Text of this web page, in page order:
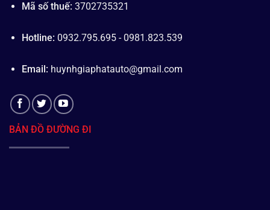
Mã số thuế: 3702735321
Hotline: 0932.795.695 - 0981.823.539
Email: huynhgiaphatauto@gmail.com
BẢN ĐỒ ĐƯỜNG ĐI